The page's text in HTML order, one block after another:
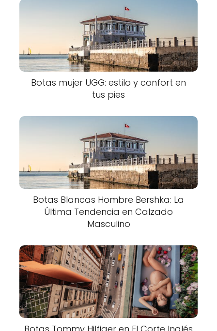
Botas mujer UGG: estilo y confort en
tus pies
Botas Blancas Hombre Bershka: La
Última Tendencia en Calzado
Masculino